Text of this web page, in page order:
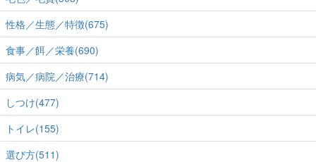
性格／生態／特徴(675)
食事／餌／栄養(690)
病気／病院／治療(714)
しつけ(477)
トイレ(155)
選び方(511)